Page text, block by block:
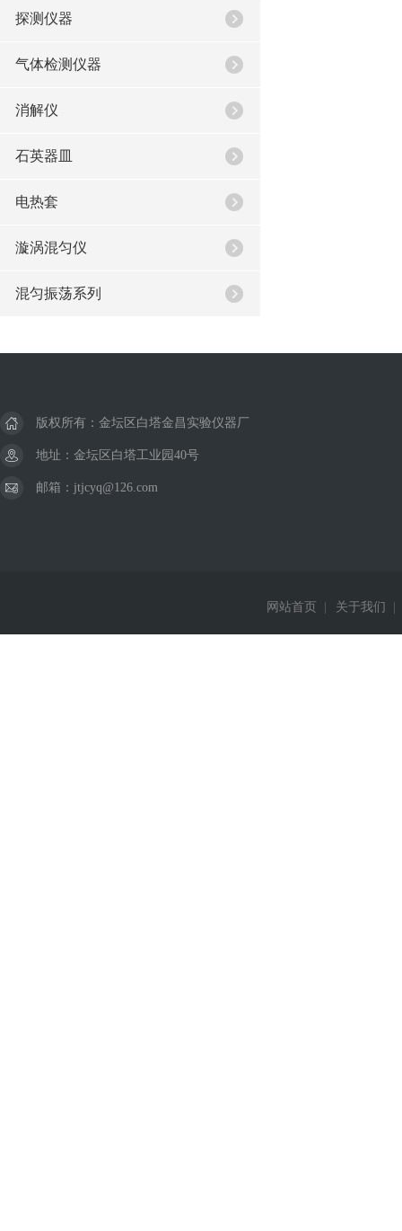
探测仪器
气体检测仪器
消解仪
石英器皿
电热套
漩涡混匀仪
混匀振荡系列
版权所有：金坛区白塔金昌实验仪器厂
地址：金坛区白塔工业园40号
邮箱：jtjcyq@126.com
网站首页 关于我们